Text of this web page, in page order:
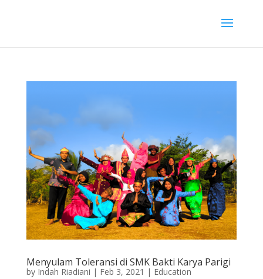
Menyulam Toleransi di SMK Bakti Karya Parigi
by Indah Riadiani | Feb 3, 2021 | Education